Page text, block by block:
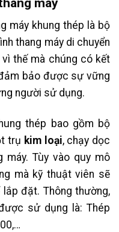
máy khung thép là bộ
thang máy di chuyển
thế mà chúng có kết
bảo được sự vững
người sử dụng.
thép bao gồm bộ
trụ kim loại, chạy dọc
Tùy vào quy mô
mà kỹ thuật viên sẽ
đặt. Thông thường,
sử dụng là: Thép